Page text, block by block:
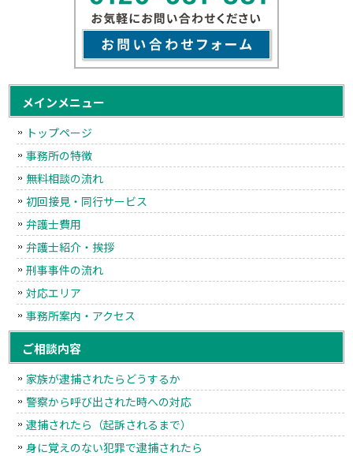
メインメニュー
トップページ
事務所の特徴
無料相談の流れ
初回接見・同行サービス
弁護士費用
弁護士紹介・挨拶
刑事事件の流れ
対応エリア
事務所案内・アクセス
ご相談内容
家族が逮捕されたらどうするか
警察から呼び出された時への対応
逮捕されたら（起訴されるまで）
身に覚えのない犯罪で逮捕されたら